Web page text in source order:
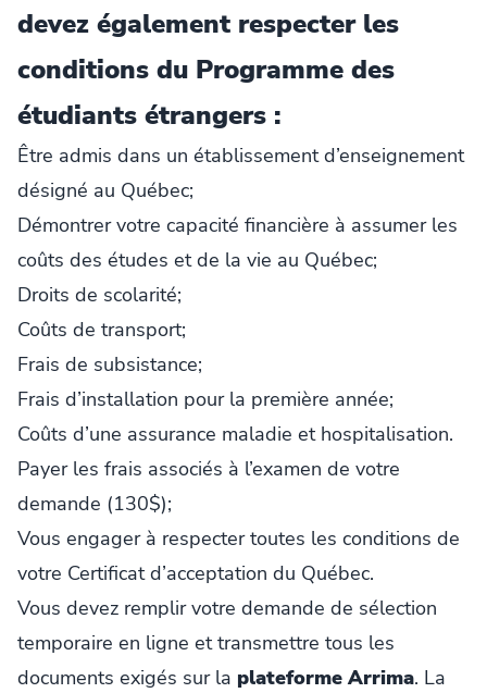
devez également respecter les
conditions du Programme des
étudiants étrangers :
Être admis dans un établissement d’enseignement
désigné au Québec;
Démontrer votre capacité financière à assumer les
coûts des études et de la vie au Québec;
Droits de scolarité;
Coûts de transport;
Frais de subsistance;
Frais d’installation pour la première année;
Coûts d’une assurance maladie et hospitalisation.
Payer les frais associés à l’examen de votre
demande (130$);
Vous engager à respecter toutes les conditions de
votre Certificat d’acceptation du Québec.
Vous devez remplir votre demande de sélection
temporaire en ligne et transmettre tous les
documents exigés sur la plateforme Arrima. La